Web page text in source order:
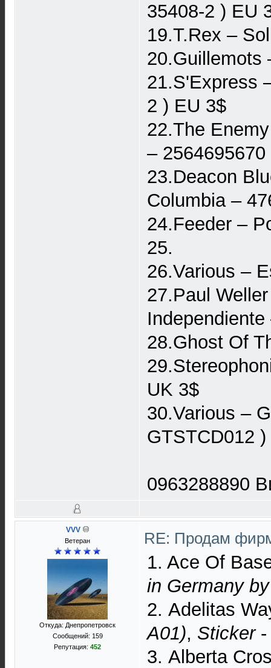
35408-2 ) EU
19.T.Rex –
20.Guillemots
21.S'Express
2 ) EU 3$
22.The
‎–
23.Deacon
Columbia ‎–
24.Feeder ‎–
25.
26.Various –
27.Paul
28.Ghost Of
UK 3$
30.Various ‎–
GTSTCD012
0963288890
VVV
Ветеран
Откуда: Днепропетровск
Сообщений: 159
Репутация: 452
RE: Продам
1. Ace Of
in Germany
2. Adelitas
A01), Sticker-
3. Alberta